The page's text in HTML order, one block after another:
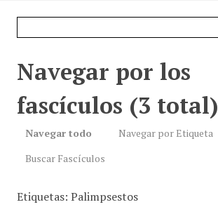
Navegar por los
fascículos (3 total)
Navegar todo
Navegar por Etiqueta
Buscar Fascículos
Etiquetas: Palimpsestos